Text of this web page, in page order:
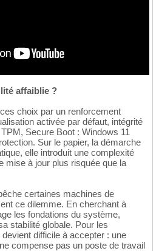
affaiblie ?
choix par un renforcement
activée par défaut, intégrité
Secure Boot : Windows 11
Sur le papier, la démarche
elle introduit une complexité
mise à jour plus risquée que la
certaines machines de
ce dilemme. En cherchant à
les fondations du système,
stabilité globale. Pour les
difficile à accepter : une
compense pas un poste de travail